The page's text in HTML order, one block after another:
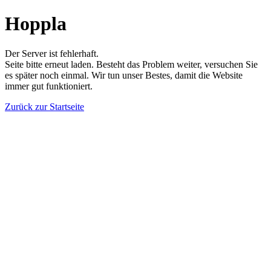
Hoppla
Der Server ist fehlerhaft.
Seite bitte erneut laden. Besteht das Problem weiter, versuchen Sie
es später noch einmal. Wir tun unser Bestes, damit die Website
immer gut funktioniert.
Zurück zur Startseite